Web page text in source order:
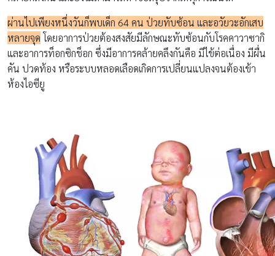
ผ่านไปเพียงหนึ่งวันก็พบเด็ก 64 คน ป่วยทับซ้อน และอวัยวะอักเสบ
หลายจุด โดยอาการป่วยต้องสงสัยมีลักษณะทับซ้อนกับโรคคาวาซากิ
และอาการท็อกซิกช็อก ซึ่งมีอาการคล้ายคลึงกันคือ มีไข้ต่อเนื่อง มีผื่น
คัน ปวดท้อง หรือระบบหลอดเลือดเกิดการเปลี่ยนแปลงจนต้องเข้า
ห้องไอซียู